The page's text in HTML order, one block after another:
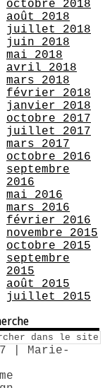
octobre 2018
août 2018
juillet 2018
juin 2018
mai 2018
avril 2018
mars 2018
février 2018
janvier 2018
octobre 2017
juillet 2017
mars 2017
octobre 2016
septembre
2016
mai 2016
mars 2016
février 2016
novembre 2015
octobre 2015
septembre
2015
août 2015
juillet 2015
| Marie-